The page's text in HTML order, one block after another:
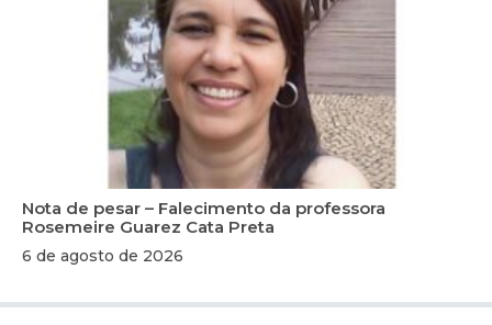
Nota de pesar – Falecimento da professora
Rosemeire Guarez Cata Preta
6 de agosto de 2026